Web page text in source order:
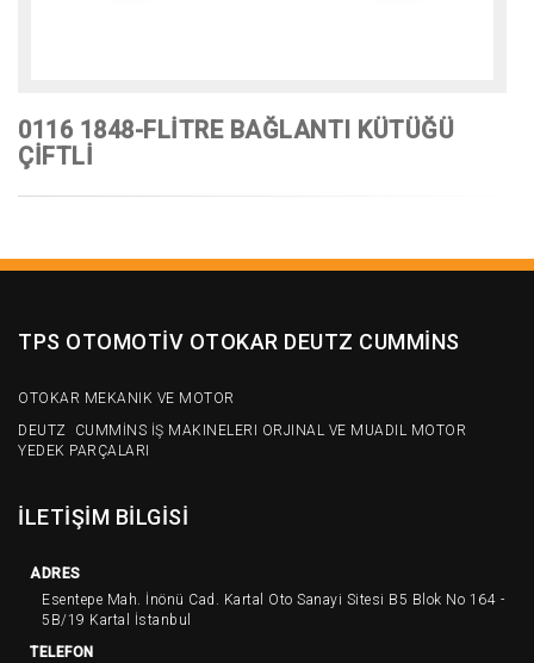
0116 1848-FLİTRE BAĞLANTI KÜTÜĞÜ
ÇİFTLİ
TPS OTOMOTİV OTOKAR DEUTZ CUMMİNS
OTOKAR MEKANIK VE MOTOR
DEUTZ CUMMİNS İŞ MAKINELERI ORJINAL VE MUADIL MOTOR
YEDEK PARÇALARI
İLETİŞİM BİLGİSİ
ADRES
Esentepe Mah. İnönü Cad. Kartal Oto Sanayi Sitesi B5 Blok No 164 -
5B/19 Kartal İstanbul
TELEFON